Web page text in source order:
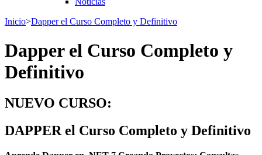
Inicio>Dapper el Curso Completo y Definitivo
Dapper el Curso Completo y
Definitivo
NUEVO CURSO:
DAPPER el Curso Completo y Definitivo